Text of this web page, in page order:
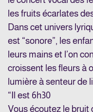
les fruits écarlates
Dans cet univers
est “sonore”, les
leurs mains et l’on
croissent les fleurs à
lumière à senteur de
“Il est 6h30
Vous écoutez le bruit